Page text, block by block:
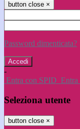
button close ×
Password dimenticata?
-
Entra con SPID Entra
Seleziona utente
button close ×